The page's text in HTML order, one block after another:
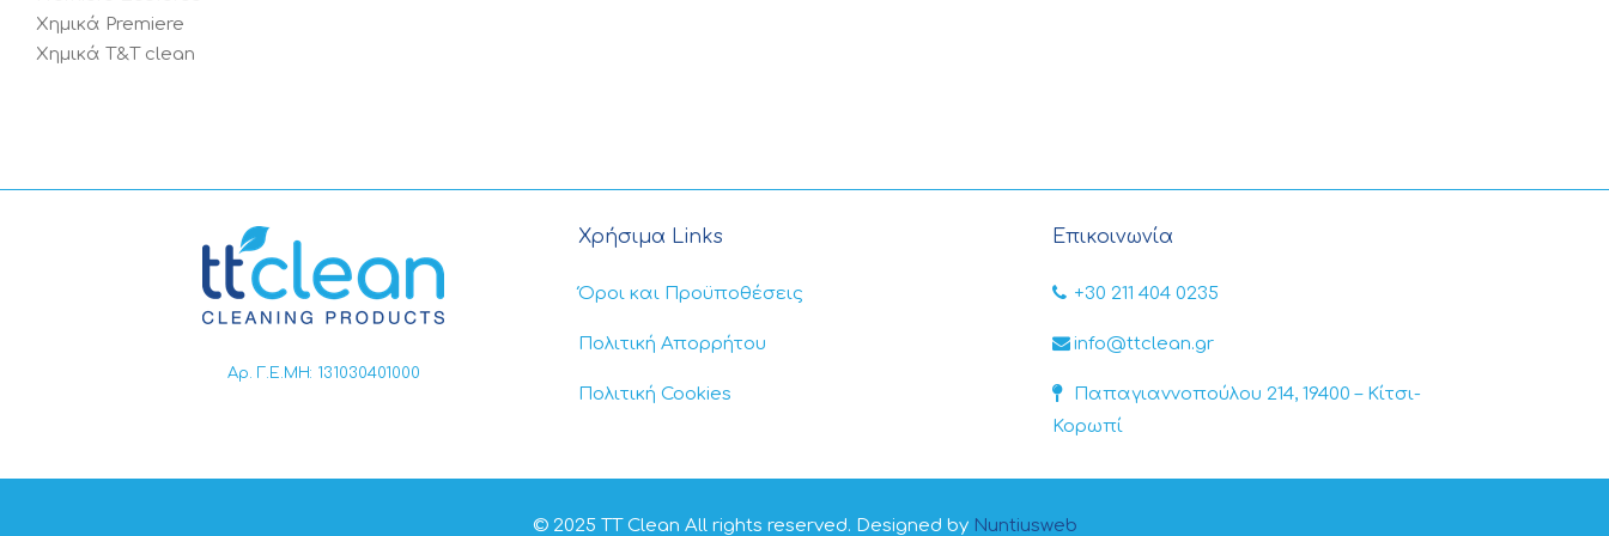
Χημικά Premiere
Χημικά T&T clean
Αρ. Γ.Ε.ΜΗ: 131030401000
Χρήσιμα Links
Όροι και Προϋποθέσεις
Πολιτική Απορρήτου
Πολιτική Cookies
Επικοινωνία
+30 211 404 0235
info@ttclean.gr
Παπαγιαννοπούλου 214, 19400 – Κίτσι-
Κορωπί
© 2025 TT Clean All rights reserved. Designed by Nuntiusweb